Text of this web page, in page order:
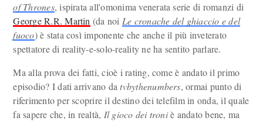
of Thrones, ispirata all'omonima venerata serie di romanzi di
George R.R. Martin (da noi Le cronache del ghiaccio e del
fuoco) è stata così imponente che anche il più inveterato
spettatore di reality-e-solo-reality ne ha sentito parlare.
Ma alla prova dei fatti, cioè i rating, come è andato il primo
episodio? I dati arrivano datvbythenumbers, ormai punto di
riferimento per scoprire il destino dei telefilm in onda, il quale
fa sapere che, in realtà, Il gioco dei troniè andato bene, ma